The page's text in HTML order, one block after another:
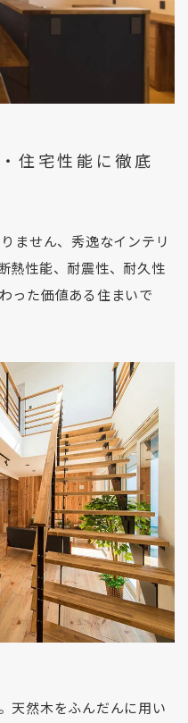
住宅性能に徹底
ません、秀逸なインテリ
熱性能、耐震性、耐久性
った価値ある住まいで
天然木をふんだんに用い